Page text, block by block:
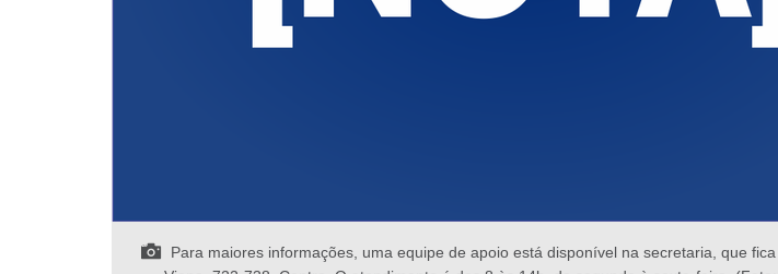
Para maiores informações, uma equipe de apoio está disponível na secretaria, que